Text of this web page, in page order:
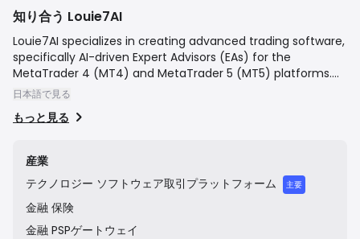
知り合う Louie7AI
Louie7AI specializes in creating advanced trading software,
specifically AI-driven Expert Advisors (EAs) for the
MetaTrader 4 (MT4) and MetaTrader 5 (MT5) platforms.
The company's mission is to provide traders of all
designed to enhance trading strategies, optimize
financial markets. They are not a brokerage but a provider
of technology solutions that traders can use with their
preferred broker.
日本語で見る
もっと見る
産業
テクノロジー ソフトウェア取引プラットフォーム 主要
金融 保険
金融 PSPゲートウェイ